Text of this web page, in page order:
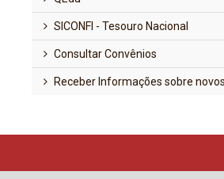
SICONFI - Tesouro Nacional
Consultar Convênios
Receber Informações sobre